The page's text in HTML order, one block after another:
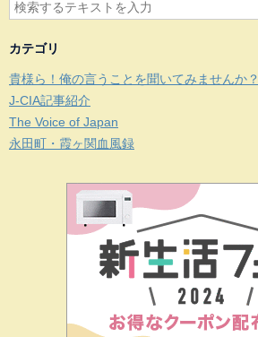
カテゴリ
貴様ら！俺の言うことを聞いてみませんか？
J-CIA記事紹介
The Voice of Japan
永田町・霞ヶ関血風録